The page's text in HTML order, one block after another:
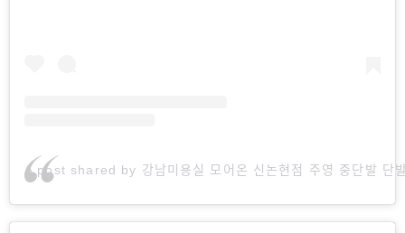
A post shared by 강남미용실 모어온 신논현점 주영 중단발